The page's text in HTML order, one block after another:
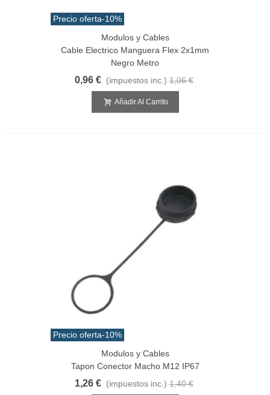
Precio oferta-10%
Modulos y Cables
Cable Electrico Manguera Flex 2x1mm
Negro Metro
0,96 € (impuestos inc.) 1,06 €
Añadir Al Carrito
Precio oferta-10%
Modulos y Cables
Tapon Conector Macho M12 IP67
1,26 € (impuestos inc.) 1,40 €